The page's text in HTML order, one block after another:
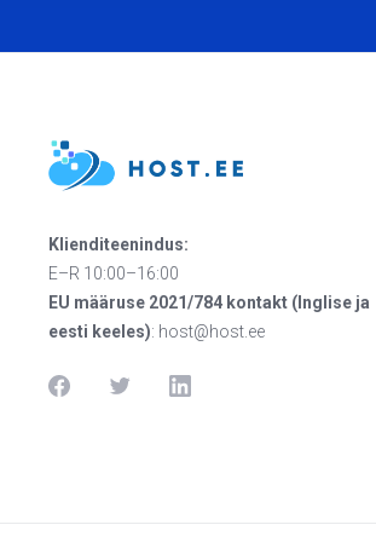
Klienditeenindus:
E–R 10:00–16:00
EU määruse 2021/784 kontakt (Inglise ja
eesti keeles): host@host.ee